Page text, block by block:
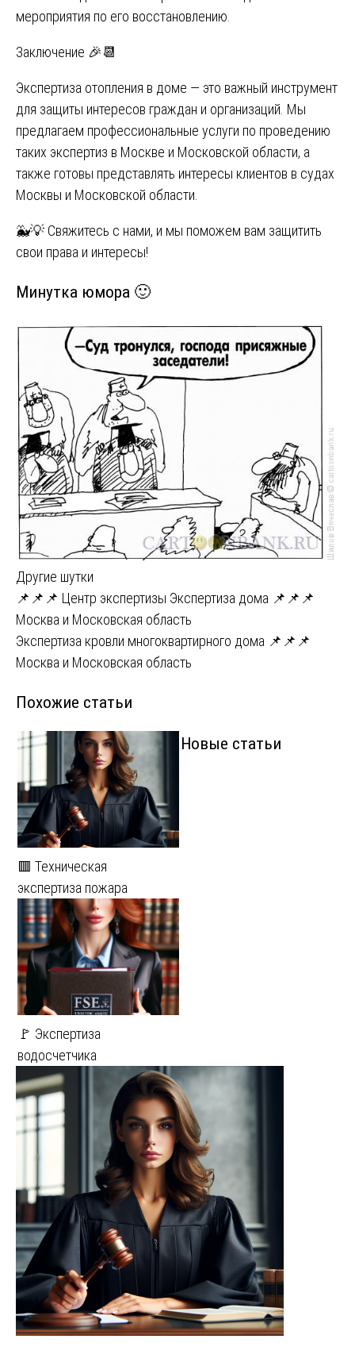
мероприятия по его восстановлению.
Заключение 🎉📆
Экспертиза отопления в доме — это важный инструмент
для защиты интересов граждан и организаций. Мы
предлагаем профессиональные услуги по проведению
таких экспертиз в Москве и Московской области, а
также готовы представлять интересы клиентов в судах
Москвы и Московской области.
🐳💡 Свяжитесь с нами, и мы поможем вам защитить
свои права и интересы!
Минутка юмора 🙂
Другие шутки
Навигация
по
записям
📌📌📌 Центр экспертизы Экспертиза дома 📌📌📌
Москва и Московская область
Экспертиза кровли многоквартирного дома 📌📌📌
Москва и Московская область
Похожие статьи
🟥 Техническая
экспертиза пожара
🚩 Экспертиза
водосчетчика
Новые статьи